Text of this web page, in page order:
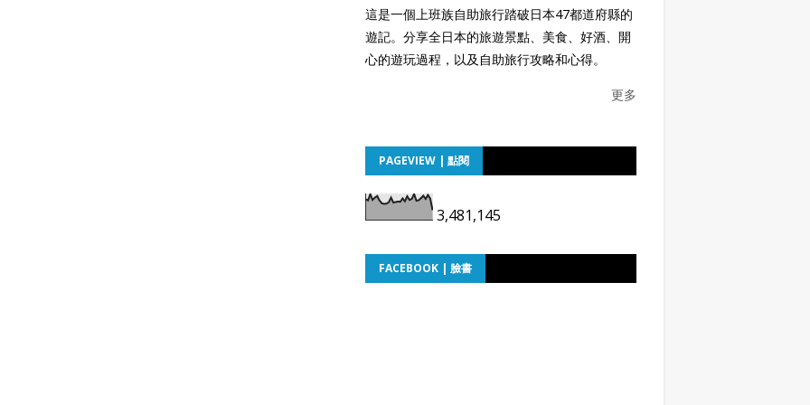
這是一個上班族自助旅行踏破日本47都道府縣的
遊記。分享全日本的旅遊景點、美食、好酒、開
心的遊玩過程，以及自助旅行攻略和心得。
更多
PAGEVIEW | 點閱
3,481,145
FACEBOOK | 臉書